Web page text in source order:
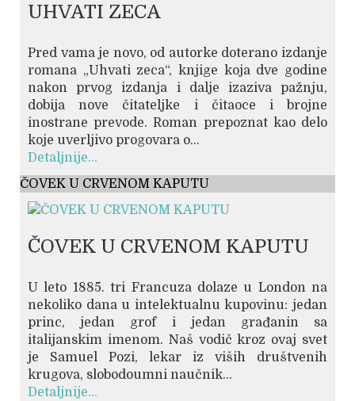
UHVATI ZECA
Pred vama je novo, od autorke doterano izdanje
romana „Uhvati zeca“, knjige koja dve godine
nakon prvog izdanja i dalje izaziva pažnju,
dobija nove čitateljke i čitaoce i brojne
inostrane prevode. Roman prepoznat kao delo
koje uverljivo progovara o...
Detaljnije...
ČOVEK U CRVENOM KAPUTU
ČOVEK U CRVENOM KAPUTU
U leto 1885. tri Francuza dolaze u London na
nekoliko dana u intelektualnu kupovinu: jedan
princ, jedan grof i jedan građanin sa
italijanskim imenom. Naš vodič kroz ovaj svet
je Samuel Pozi, lekar iz viših društvenih
krugova, slobodoumni naučnik...
Detaljnije...